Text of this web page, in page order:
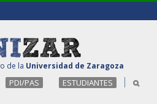
de la Universidad de Zaragoza
PDI/PAS ESTUDIANTES